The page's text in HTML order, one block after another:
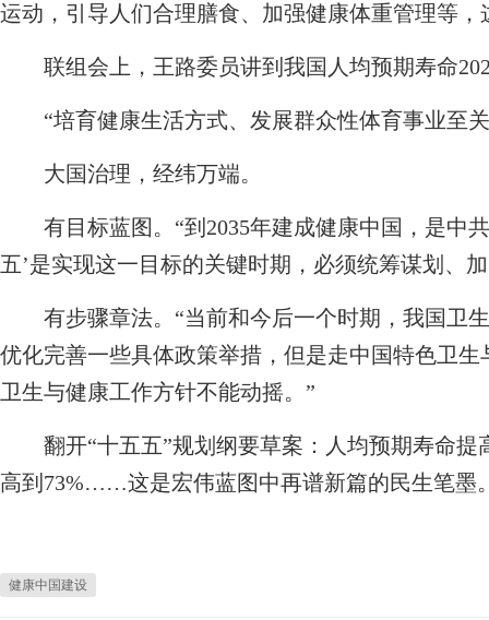
运动，引导人们合理膳食、加强健康体重管理等
联组会上，王路委员讲到我国人均预期寿命
“培育健康生活方式、发展群众性体育事业至
大国治理，经纬万端。
有目标蓝图。“到2035年建成健康中国，是中
五’是实现这一目标的关键时期，必须统筹谋划、
有步骤章法。“当前和今后一个时期，我国卫
优化完善一些具体政策举措，但是走中国特色卫
卫生与健康工作方针不能动摇。”
翻开“十五五”规划纲要草案：人均预期寿命提
高到73%……这是宏伟蓝图中再谱新篇的民生笔墨
健康中国建设